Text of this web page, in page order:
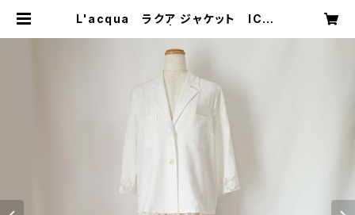
L'acqua ラクア ジャケット IC25